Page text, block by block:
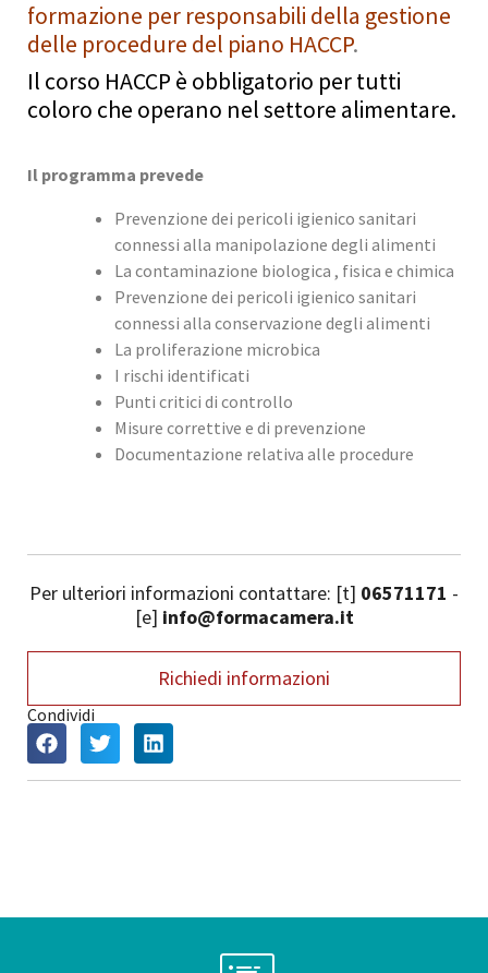
formazione per responsabili della gestione
delle procedure del piano HACCP.
Il corso HACCP è obbligatorio per tutti
coloro che operano nel settore alimentare.
Il programma prevede
Prevenzione dei pericoli igienico sanitari
connessi alla manipolazione degli alimenti
La contaminazione biologica , fisica e chimica
Prevenzione dei pericoli igienico sanitari
connessi alla conservazione degli alimenti
La proliferazione microbica
I rischi identificati
Punti critici di controllo
Misure correttive e di prevenzione
Documentazione relativa alle procedure
Per ulteriori informazioni contattare: [t] 06571171 -
[e] info@formacamera.it
Richiedi informazioni
Condividi